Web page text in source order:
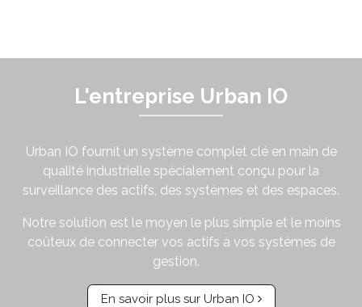
L'entreprise Urban IO
Urban IO fournit un système complet clé en main de
qualité industrielle spécialement conçu pour la
surveillance des actifs, des systèmes et des espaces.
Notre solution est le moyen le plus simple et le moins
coûteux de connecter vos actifs à vos systèmes de
gestion.
En savoir plus sur Urban IO